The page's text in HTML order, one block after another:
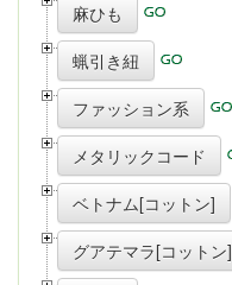
麻ひも
蝋引き紐
ファッション系
メタリックコード
ベトナム[コットン]
グアテマラ[コットン]